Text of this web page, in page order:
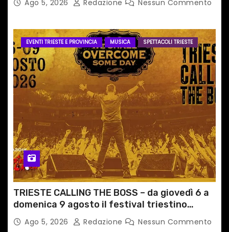
Ago 5, 2026 Redazione Nessun Commento
EVENTI TRIESTE E PROVINCIA MUSICA SPETTACOLI TRIESTE
TRIESTE CALLING THE BOSS – da giovedì 6 a
domenica 9 agosto il festival triestino
dedicato a Springsteen
Ago 5, 2026 Redazione Nessun Commento